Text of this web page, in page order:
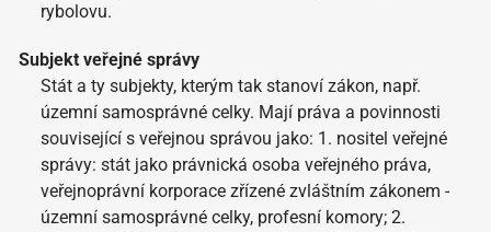
rybolovu.
Subjekt veřejné správy
Stát a ty subjekty, kterým tak stanoví zákon, např.
územní samosprávné celky. Mají práva a povinnosti
související s veřejnou správou jako: 1. nositel veřejné
správy: stát jako právnická osoba veřejného práva,
veřejnoprávní korporace zřízené zvláštním zákonem -
územní samosprávné celky, profesní komory; 2.